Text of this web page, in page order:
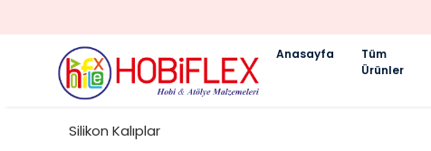
Anasayfa
Tüm
Ürünler
Silikon Kalıplar